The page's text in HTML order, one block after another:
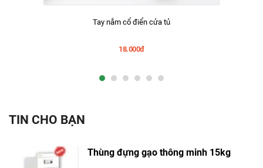
Tay nắm cổ điển cửa tủ
18.000đ
TIN CHO BẠN
Thùng đựng gạo thông minh 15kg